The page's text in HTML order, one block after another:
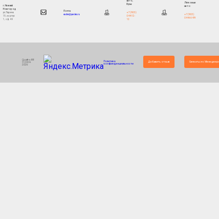
г. Нижний
Новгород
ул. Ларина
15, корпус
1, оф. 49
Почта:
eadnn@yandex.ru
авто,
Бусы:
+7 (903)
044-12-
12
Легковые
авто:
+7 (903)
044-66-99
Quattro88
© 2004-
2026
Политика
конфинденциальности
Добавить отзыв Связаться с